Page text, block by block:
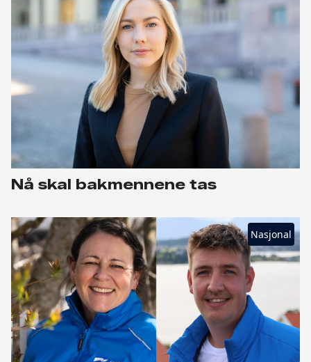
Nå skal bakmennene tas
Nasjonal